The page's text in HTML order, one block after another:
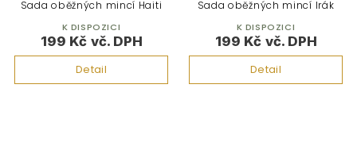
199 Kč
Detail
Sada oběžných mincí Haiti
K DISPOZICI
199 Kč
Detail
Sada oběžných mincí Irák
K DISPOZICI